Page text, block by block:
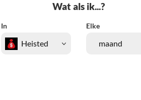
Wat als ik...?
In Elke